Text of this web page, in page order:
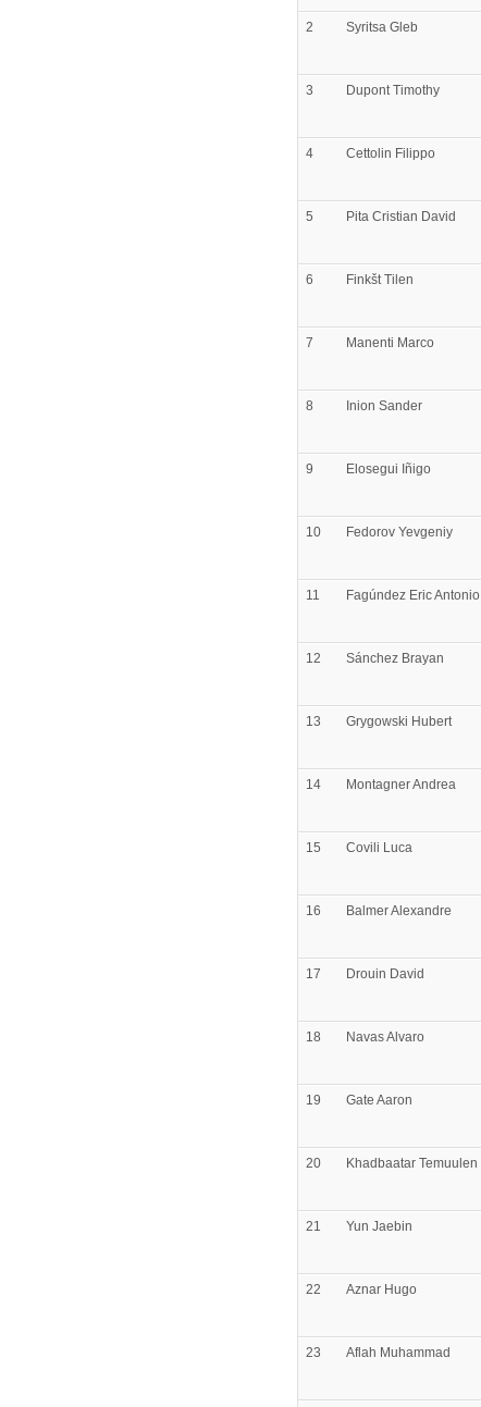
2 Syritsa Gleb
3 DupontTimothy
4 Cettolin Filippo
5 Pita Cristian David
6 FinkštTilen
7 Manenti Marco
8 Inion Sander
9 Elosegui Iñigo
10 Fedorov Yevgeniy
11 Fagúndez Eric Antonio
12 Sánchez Brayan
13 Grygowski Hubert
14 MontagnerAndrea
15 Covili Luca
16 BalmerAlexandre
17 Drouin David
18 NavasAlvaro
19 Gate Aaron
20 Khadbaatar Temuulen
21 Yun Jaebin
22 Aznar Hugo
23 Aflah Muhammad